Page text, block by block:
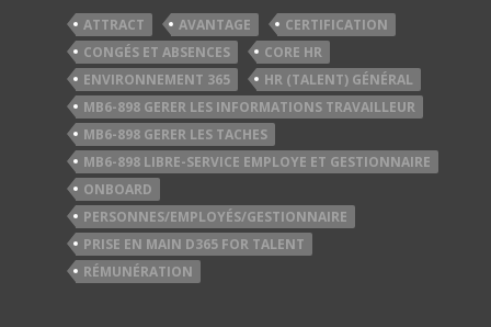
ATTRACT AVANTAGE
CERTIFICATION
CONGÉS ET ABSENCES
CORE HR
ENVIRONNEMENT 365
HR (TALENT) GÉNÉRAL
MB6-898 GERER LES INFORMATIONS TRAVAILLEUR
MB6-898 GERER LES TACHES
MB6-898 LIBRE-SERVICE EMPLOYE ET GESTIONNAIRE
ONBOARD
PERSONNES/EMPLOYÉS/GESTIONNAIRE
PRISE EN MAIN D365 FOR TALENT
RÉMUNÉRATION